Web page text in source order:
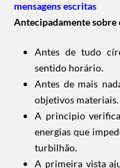
mensagens escritas
Antecipadamente sobre
Antes de tudo
sentido horário.
Antes de mais
objetivos materiais.
A principio
energias que
turbilhão.
A primeira vista